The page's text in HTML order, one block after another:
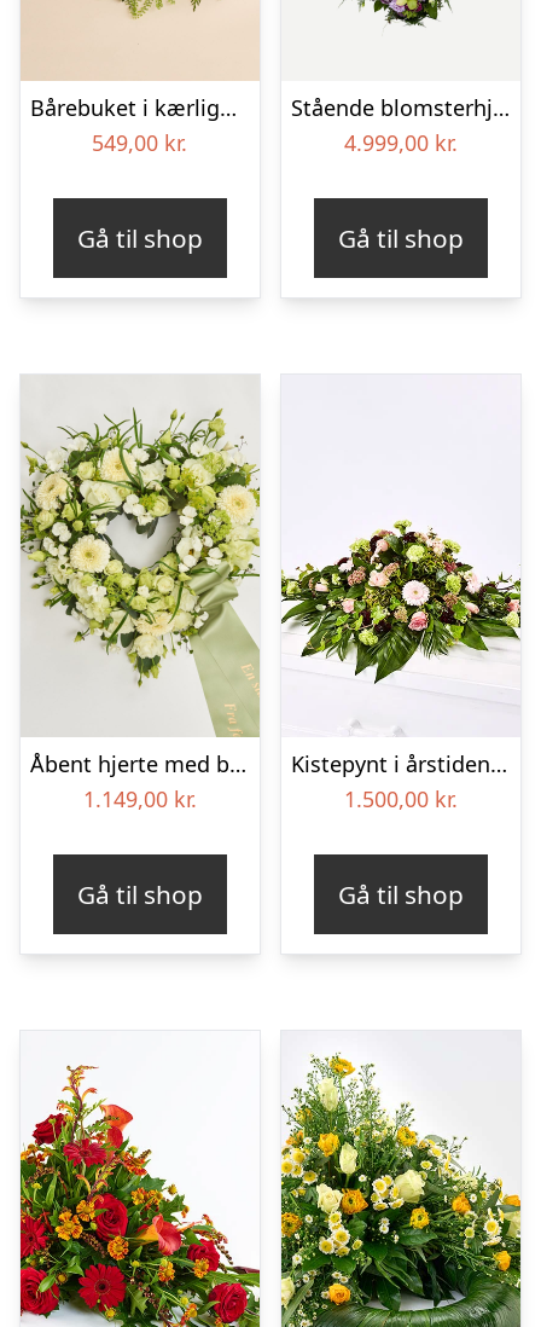
Bårebuket i kærlighedens farver
549,00 kr.
Gå til shop
Stående blomsterhjerte – Et eksklusivt farvel
4.999,00 kr.
Gå til shop
Åbent hjerte med bånd – Floristens kreative valg
1.149,00 kr.
Gå til shop
Kistepynt i årstidens blomster – Blomster til begravelse
1.500,00 kr.
Gå til shop